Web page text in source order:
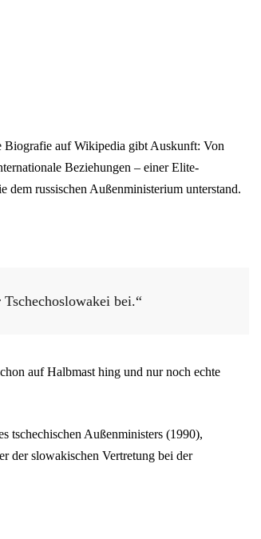
Biografie auf Wikipedia gibt Auskunft: Von
Beziehungen – einer Elite-
russischen Außenministerium unterstand.
bei.“
auf Halbmast hing und nur noch echte
tschechischen Außenministers (1990),
der slowakischen Vertretung bei der